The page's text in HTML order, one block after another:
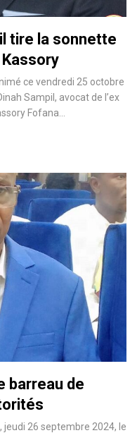
tire la sonnette
Kassory
ce vendredi 25 octobre
Sampil, avocat de l’ex
Fofana…
barreau de
jeudi 26 septembre 2024, le